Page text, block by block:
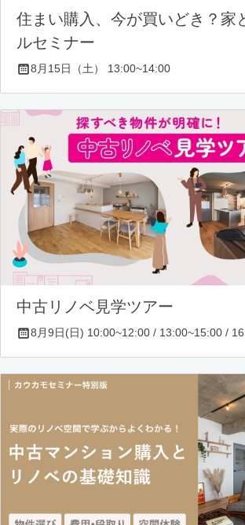
住まい購入、今が買いどき？家
ルセミナー
8月15日（土） 13:00~14:00
中古リノベ見学ツアー
8月9日(日) 10:00~12:00 / 13:00~15:00 /